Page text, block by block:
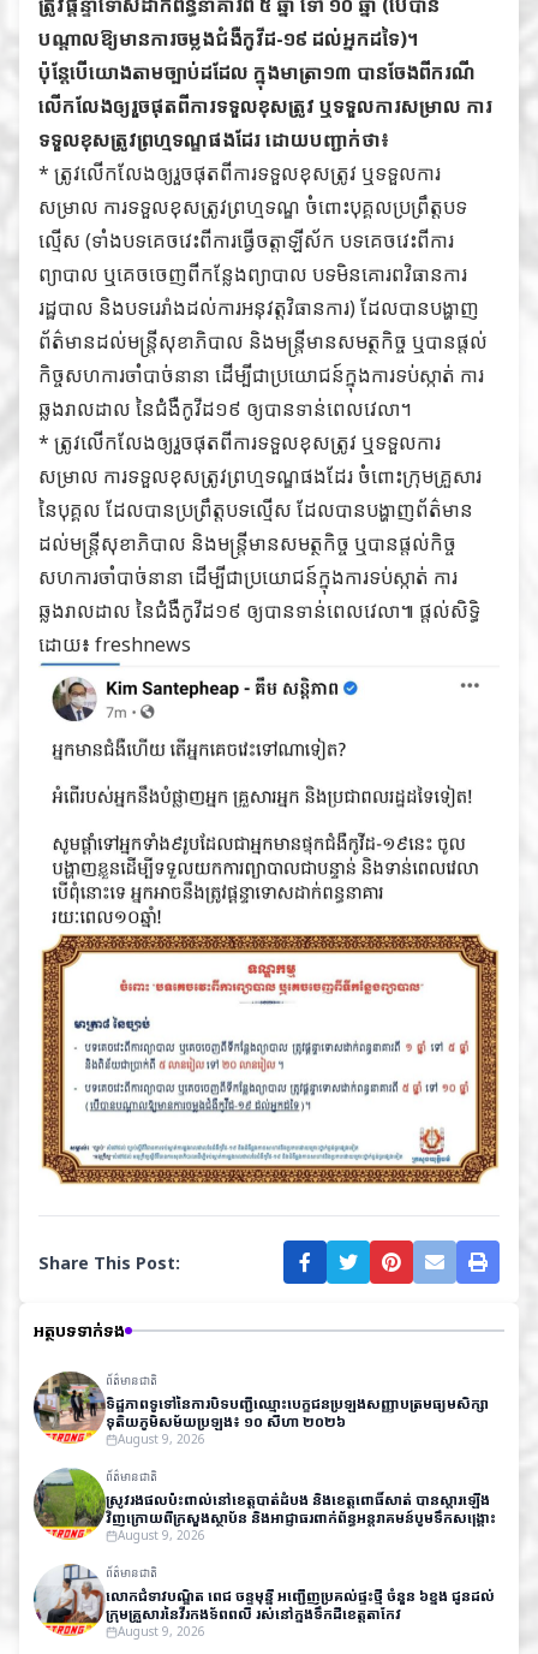
បណ្តាលឱ្យមានការចម្លងជំងឺកូវីដ-១៩ ដល់អ្នកដទៃ)។
ប៉ុន្តែបើយោងតាមច្បាប់ដដែល ក្នុងមាត្រា១៣ បានចែងពីករណី
លើកលែងឲ្យរួចផុតពីការទទួលខុសត្រូវ ឬទទួលការសម្រាល ការ
ទទួលខុសត្រូវព្រហ្មទណ្ឌផងដែរ ដោយបញ្ជាក់ថា៖
* ត្រូវលើកលែងឲ្យរួចផុតពីការទទួលខុសត្រូវ ឬទទួលការ
សម្រាល ការទទួលខុសត្រូវព្រហ្មទណ្ឌ ចំពោះបុគ្គលប្រព្រឹត្តបទ
ល្មើស (ទាំងបទគេចវេះពីការធ្វើចត្តាឡីស័ក បទគេចវេះពីការ
ព្យាបាល ឬគេចចេញពីកន្លែងព្យាបាល បទមិនគោរពវិធានការ
រដ្ឋបាល និងបទរេរាំងដល់ការអនុវត្តវិធានការ) ដែលបានបង្ហាញ
ព័ត៌មានដល់មន្ត្រីសុខាភិបាល និងមន្ត្រីមានសមត្ថកិច្ច ឬបានផ្តល់
កិច្ចសហការចាំបាច់នានា ដើម្បីជាប្រយោជន៍ក្នុងការទប់ស្កាត់ ការ
ឆ្លងរាលដាល នៃជំងឺកូវីដ១៩ ឲ្យបានទាន់ពេលវេលា។
* ត្រូវលើកលែងឲ្យរួចផុតពីការទទួលខុសត្រូវ ឬទទួលការ
សម្រាល ការទទួលខុសត្រូវព្រហ្មទណ្ឌផងដែរ ចំពោះក្រុមគ្រួសារ
នៃបុគ្គល ដែលបានប្រព្រឹត្តបទល្មើស ដែលបានបង្ហាញព័ត៌មាន
ដល់មន្ត្រីសុខាភិបាល និងមន្ត្រីមានសមត្ថកិច្ច ឬបានផ្តល់កិច្ច
សហការចាំបាច់នានា ដើម្បីជាប្រយោជន៍ក្នុងការទប់ស្កាត់ ការ
ឆ្លងរាលដាល នៃជំងឺកូវីដ១៩ ឲ្យបានទាន់ពេលវេលា៕ ផ្តល់សិទ្ធិ
ដោយ៖ freshnews
Share This Post:
អត្ថបទទាក់ទង
ព័ត៌មានជាតិ
ទិដ្ឋភាព​ទូទៅ​នៃ​ការ​បិទ​បញ្ជី​ឈ្មោះ​បេក្ខជន​ប្រឡង​សញ្ញាបត្រ​មធ្យម​សិក្សា​
ទុតិយភូមិ​សម័យ​ប្រឡង៖ ១០ សីហា ២០២៦
August 9, 2026
ព័ត៌មានជាតិ
ស្រូវរងផលប៉ះពាល់នៅខេត្តបាត់ដំបង និងខេត្តពោធិ៍សាត់ បានស្តារឡើង
វិញក្រោយពីក្រសួងស្ថាប័ន និងអាជ្ញាធរពាក់ព័ន្ធអន្តរាគមន៍បូមទឹកសង្គ្រោះ
August 9, 2026
ព័ត៌មានជាតិ
លោកជំទាវបណ្ឌិត ពេជ ចន្ទមុន្នី អញ្ជើញប្រគល់ផ្ទះថ្មី ចំនួន ៦ខ្នង ជូនដល់
ក្រុមគ្រួសារនៃវីរកងទ័ពពលី រស់នៅក្នុងទឹកដីខេត្តតាកែវ
August 9, 2026